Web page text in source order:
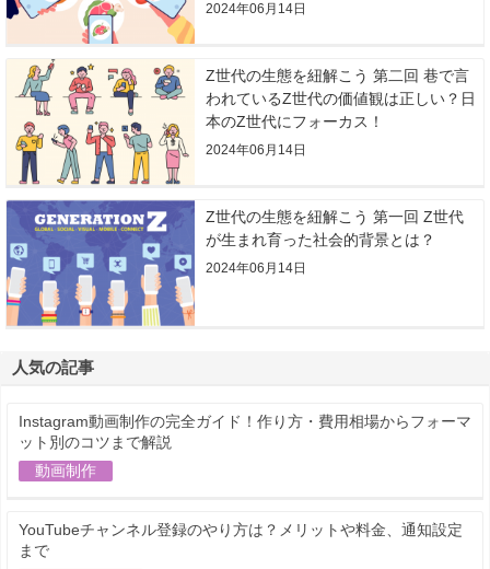
資料ダウンロード
2024年06月14日
Z世代の生態を紐解こう 第二回 巷で言
われているZ世代の価値観は正しい？日
本のZ世代にフォーカス！
2024年06月14日
Z世代の生態を紐解こう 第一回 Z世代
が生まれ育った社会的背景とは？
2024年06月14日
人気の記事
Instagram動画制作の完全ガイド！作り方・費用相場からフォーマ
ット別のコツまで解説
動画制作
YouTubeチャンネル登録のやり方は？メリットや料金、通知設定
まで